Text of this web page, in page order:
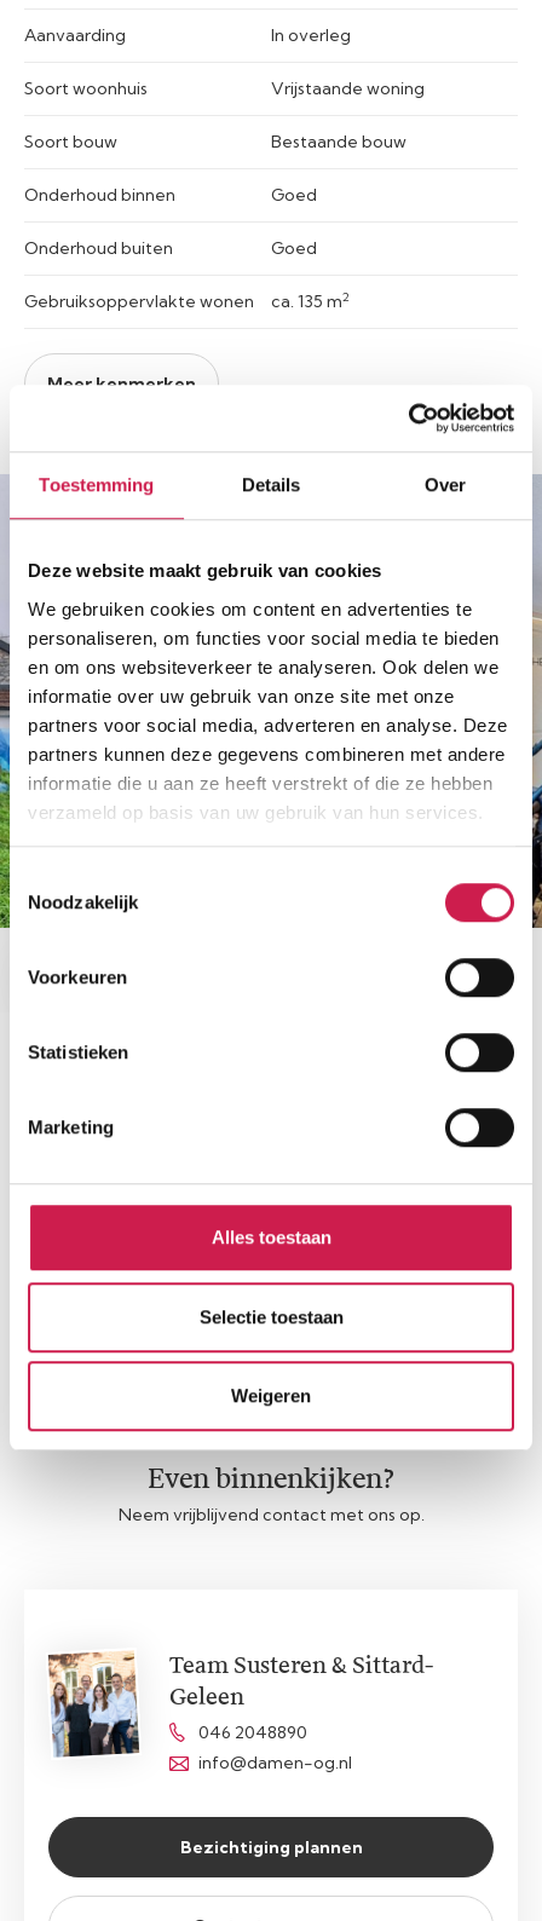
Toestemming Details Over
Deze website maakt gebruik van cookies
We gebruiken cookies om content en advertenties te
personaliseren, om functies voor social media te bieden
en om ons websiteverkeer te analyseren. Ook delen we
informatie over uw gebruik van onze site met onze
partners voor social media, adverteren en analyse. Deze
partners kunnen deze gegevens combineren met andere
informatie die u aan ze heeft verstrekt of die ze hebben
verzameld op basis van uw gebruik van hun services.
Toestemmingsselectie
Noodzakelijk
Voorkeuren
Statistieken
Marketing
Alles toestaan
Selectie toestaan
Weigeren
Aanvaarding In overleg
Soort woonhuis Vrijstaande woning
Soort bouw Bestaande bouw
Onderhoud binnen Goed
Onderhoud buiten Goed
Gebruiksoppervlakte wonen ca. 135 m2
Meer kenmerken
Benieuwd naar de waarde van je
Maak dan een afspraak voor een gratis
waardebepaling zonder verplichtingen.
Afspraak maken Contact opnemen
Even binnenkijken?
Neem vrijblijvend contact met ons op.
Team Susteren & Sittard-
Geleen
046 2048890
info@damen-og.nl
Bezichtiging plannen